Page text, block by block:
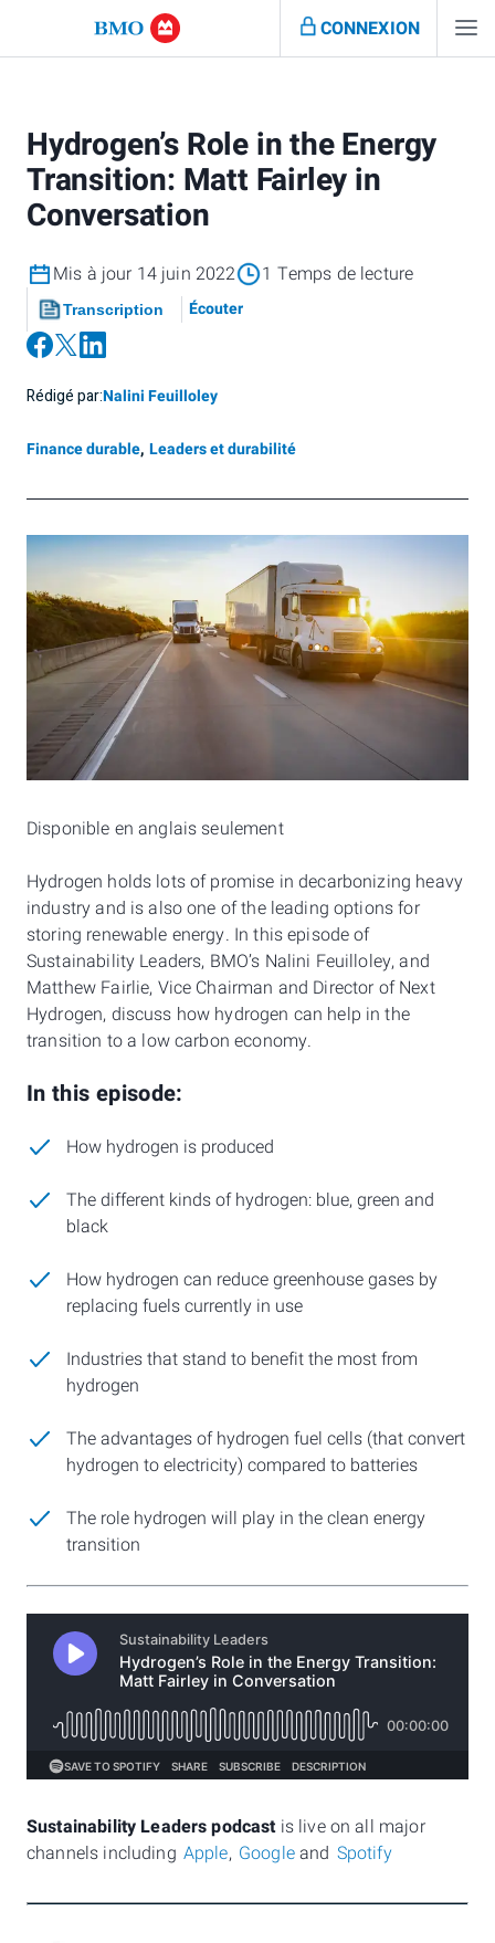
CONNEXION
Hydrogen’s Role in the Energy
Transition: Matt Fairley in
Conversation
Mis à jour 14 juin 2022 1 Temps de lecture
Transcription Écouter
Rédigé par:Nalini Feuilloley
Finance durable, Leaders et durabilité
Disponible en anglais seulement
Hydrogen holds lots of promise in decarbonizing heavy
industry and is also one of the leading options for
storing renewable energy. In this episode of
Sustainability Leaders, BMO’s Nalini Feuilloley, and
Matthew Fairlie, Vice Chairman and Director of Next
Hydrogen, discuss how hydrogen can help in the
transition to a low carbon economy.
In this episode:
How hydrogen is produced
The different kinds of hydrogen: blue, green and
black
How hydrogen can reduce greenhouse gases by
replacing fuels currently in use
Industries that stand to benefit the most from
hydrogen
The advantages of hydrogen fuel cells (that convert
hydrogen to electricity) compared to batteries
The role hydrogen will play in the clean energy
transition
Sustainability Leaders podcastis live on all major
channels including Apple, Googleand Spotify